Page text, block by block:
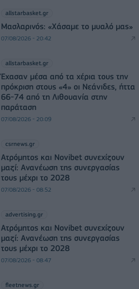
allstarbasket.gr
Μασλαρινός: «Χάσαμε το μυαλό μας»
07/08/2026 - 20:42
allstarbasket.gr
Έχασαν μέσα από τα χέρια τους την
πρόκριση στους «4» οι Νεάνιδες, ήττα
66-74 από τη Λιθουανία στην
παράταση
07/08/2026 - 20:09
csrnews.gr
Ατρόμητος και Novibet συνεχίζουν
μαζί: Ανανέωση της συνεργασίας
τους μέχρι το 2028
07/08/2026 - 08:52
advertising.gr
Ατρόμητος και Novibet συνεχίζουν
μαζί: Ανανέωση της συνεργασίας
τους μέχρι το 2028
07/08/2026 - 08:47
fleetnews.gr